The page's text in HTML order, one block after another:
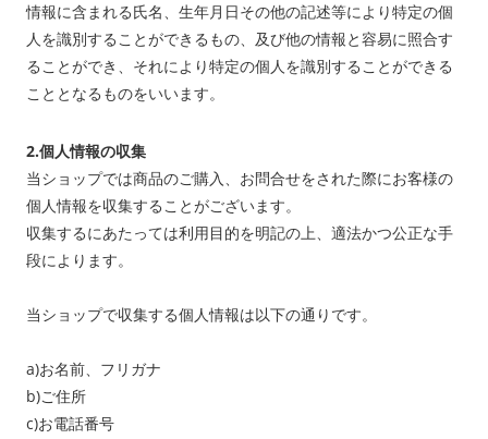
情報に含まれる氏名、生年月日その他の記述等により特定の個
人を識別することができるもの、及び他の情報と容易に照合す
ることができ、それにより特定の個人を識別することができる
こととなるものをいいます。
2.個人情報の収集
当ショップでは商品のご購入、お問合せをされた際にお客様の
個人情報を収集することがございます。
収集するにあたっては利用目的を明記の上、適法かつ公正な手
段によります。
当ショップで収集する個人情報は以下の通りです。
a)お名前、フリガナ
b)ご住所
c)お電話番号